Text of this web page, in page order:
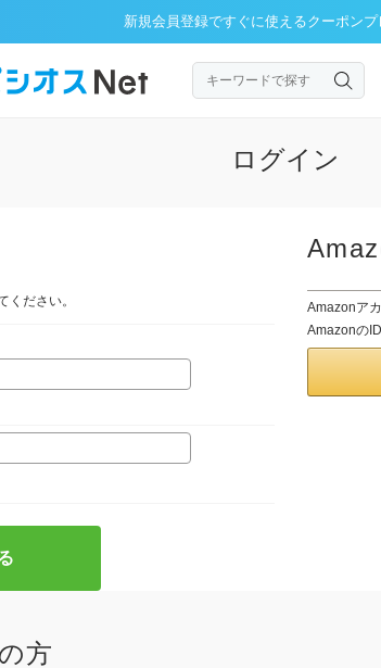
新規会員登録ですぐに使えるクーポンプ
ログイン
ください。
Amazonア
Amazonの
方